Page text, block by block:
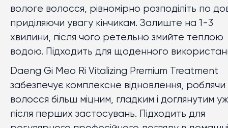
вологе волосся, рівномірно розподіліть по
приділяючи увагу кінчикам. Залиште на 1-3
хвилини, після чого ретельно змийте теплою
водою. Підходить для щоденного
Daeng Gi Meo Ri Vitalizing Premium Treatment
забезпечує комплексне відновлення, роблячи
волосся більш міцним, гладким і доглянутим
після перших застосувань. Підходить для